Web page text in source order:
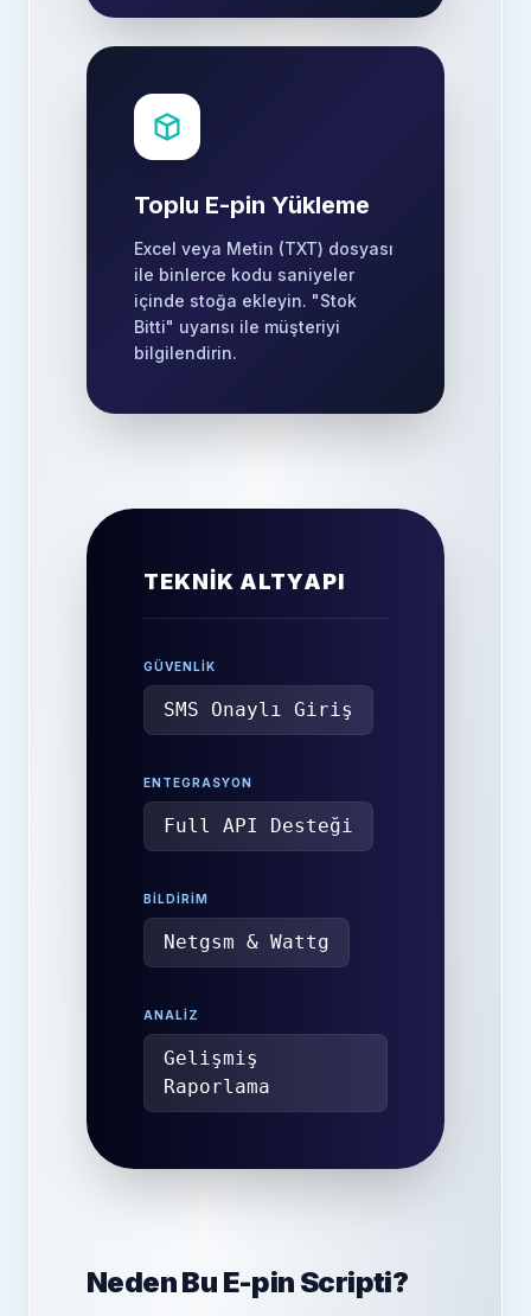
Toplu E-pin Yükleme
Excel veya Metin (TXT) dosyası
ile binlerce kodu saniyeler
içinde stoğa ekleyin. "Stok
Bitti" uyarısı ile müşteriyi
bilgilendirin.
TEKNİK ALTYAPI
GÜVENLIK
SMS Onaylı Giriş
ENTEGRASYON
Full API Desteği
BILDIRIM
Netgsm & Wattg
ANALIZ
Gelişmiş
Raporlama
Neden Bu E-pin Scripti?